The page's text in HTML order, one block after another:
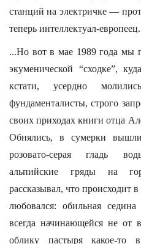
станций на электричке —
теперь интеллектуал-европеец.
...Но вот в мае 1989 года мы
экуменической “сходке”,
кстати, усердно
фундаменталисты, строго
своих приходах книги отца
Обнялись, в сумерки
розовато-серая гладь
альпийские гряды на
рассказывал, что происходит
любовался: обильная
всегда начинающейся не от
облику пастыря какое-то